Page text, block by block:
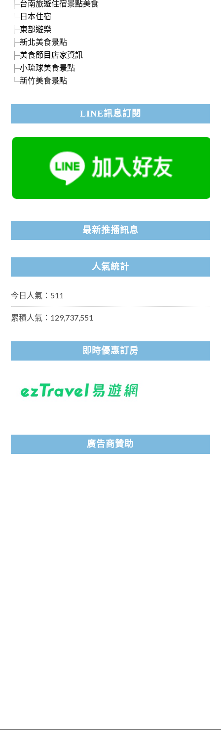
台南旅遊住宿景點美食
日本住宿
東部遊樂
新北美食景點
美食節目店家資訊
小琉球美食景點
新竹美食景點
LINE訊息訂閱
最新推播訊息
人氣統計
今日人氣：511
累積人氣：129,737,551
即時優惠訂房
廣告商贊助